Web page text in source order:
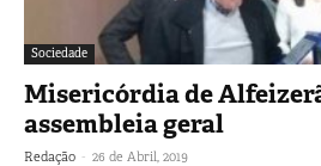
Sociedade
Misericórdia de
assembleia geral
Redação - 26 de Abril, 2019